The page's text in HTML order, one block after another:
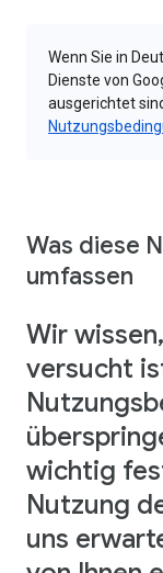
Wenn Sie in
Dienste von
ausgerichtet
Was diese
umfassen
Wir
versucht
wichtig
Nutzung
uns